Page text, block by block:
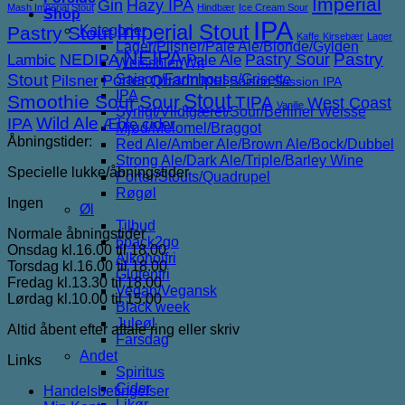
Shop
Kategorier
Lager/Pilsner/Pale Ale/Blonde/Gylden
Weissbier/Wit
Saison/Farmhouse/Grisette
IPA
Syrligt/Vildtgæret/Sour/Berliner Weisse
Mjød/Melomel/Braggot
Red Ale/Amber Ale/Brown Ale/Bock/Dubbel
Strong Ale/Dark Ale/Triple/Barley Wine
Porter/Stouts/Quadrupel
Røgøl
Øl
Tilbud
6pack2go
Alkoholfri
Glutenfri
Vegan/Vegansk
Black week
Juleøl
Farsdag
Andet
Spiritus
Cider
Mash Imperial Stout Gin Hazy IPA Hindbær Ice Cream Sour
Pastry Stout Imperial Stout IPA Kaffe Kirsebær Lager
Lambic NEDIPANEIPA Pale Ale Pastry SourPastry
Stout Pilsner Porter Quadrupel Saison Session IPA
Smoothie SourSourStoutTIPA Vanilje West Coast
IPAWild Ale Æble cider
Åbningstider:
Specielle lukke/åbningstider
Ingen
Normale åbningstider
Onsdag kl.16.00 til 18.00
Torsdag kl.16.00 til 18.00
Fredag kl.13.30 til 18.00
Lørdag kl.10.00 til 15.00
Altid åbent efter aftale ring eller skriv
Links
Handelsbetingelser